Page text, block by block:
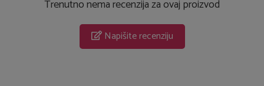
Trenutno nema recenzija za ovaj proizvod
Napišite recenziju